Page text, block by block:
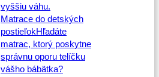
vyššiu váhu.
Matrace do detských
postieľokHľadáte
matrac, ktorý poskytne
správnu oporu telíčku
vášho bábätka?